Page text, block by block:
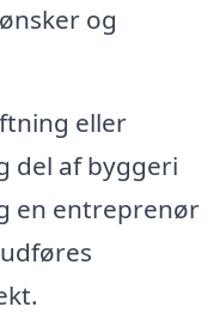
og
eller
del af byggeri
en entreprenør